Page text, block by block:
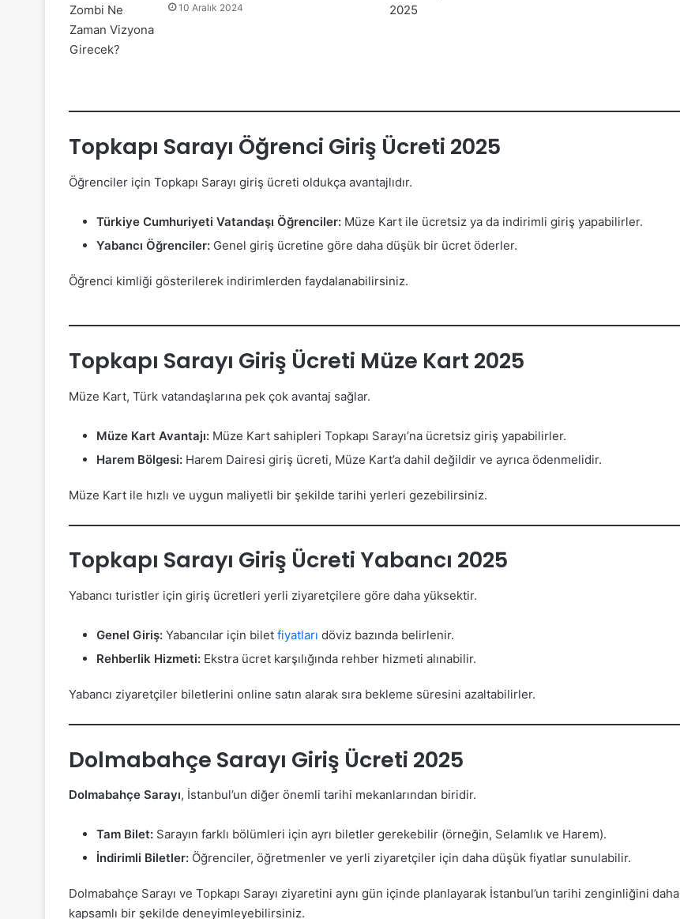
10 Aralık 2024
Topkapı Sarayı Öğrenci Giriş Ücreti 2025
Öğrenciler için Topkapı Sarayı giriş ücreti oldukça avantajlıdır.
Türkiye Cumhuriyeti Vatandaşı Öğrenciler: Müze Kart ile ücretsiz ya da indirimli giriş yapabilirler.
Yabancı Öğrenciler: Genel giriş ücretine göre daha düşük bir ücret öderler.
Öğrenci kimliği gösterilerek indirimlerden faydalanabilirsiniz.
Topkapı Sarayı Giriş Ücreti Müze Kart 2025
Müze Kart, Türk vatandaşlarına pek çok avantaj sağlar.
Müze Kart Avantajı: Müze Kart sahipleri Topkapı Sarayı’na ücretsiz giriş yapabilirler.
Harem Bölgesi: Harem Dairesi giriş ücreti, Müze Kart’a dahil değildir ve ayrıca ödenmelidir.
Müze Kart ile hızlı ve uygun maliyetli bir şekilde tarihi yerleri gezebilirsiniz.
Topkapı Sarayı Giriş Ücreti Yabancı 2025
Yabancı turistler için giriş ücretleri yerli ziyaretçilere göre daha yüksektir.
Genel Giriş: Yabancılar için bilet fiyatları döviz bazında belirlenir.
Rehberlik Hizmeti: Ekstra ücret karşılığında rehber hizmeti alınabilir.
Yabancı ziyaretçiler biletlerini online satın alarak sıra bekleme süresini azaltabilirler.
Dolmabahçe Sarayı Giriş Ücreti 2025
Dolmabahçe Sarayı, İstanbul’un diğer önemli tarihi mekanlarından biridir.
Tam Bilet: Sarayın farklı bölümleri için ayrı biletler gerekebilir (örneğin, Selamlık ve Harem).
İndirimli Biletler: Öğrenciler, öğretmenler ve yerli ziyaretçiler için daha düşük fiyatlar sunulabilir.
Dolmabahçe Sarayı ve Topkapı Sarayı ziyaretini aynı gün içinde planlayarak İstanbul’un tarihi zenginliğini daha
kapsamlı bir şekilde deneyimleyebilirsiniz.